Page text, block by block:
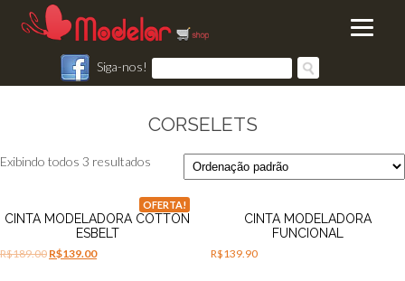
Siga-nos!
CORSELETS
Exibindo todos 3 resultados
OFERTA!
CINTA MODELADORA COTTON
ESBELT
R$189.00 R$139.00
CINTA MODELADORA
FUNCIONAL
R$139.90